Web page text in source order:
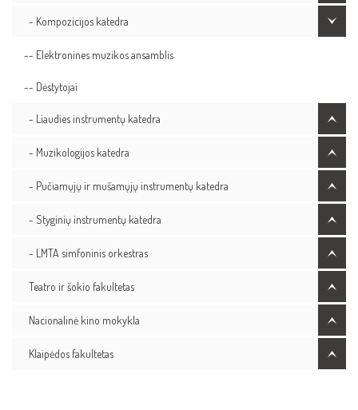
- Kompozicijos katedra
-- Elektronines muzikos ansamblis
-- Dėstytojai
- Liaudies instrumentų katedra
- Muzikologijos katedra
- Pučiamųjų ir mušamųjų instrumentų katedra
- Styginių instrumentų katedra
- LMTA simfoninis orkestras
Teatro ir šokio fakultetas
Nacionalinė kino mokykla
Klaipėdos fakultetas